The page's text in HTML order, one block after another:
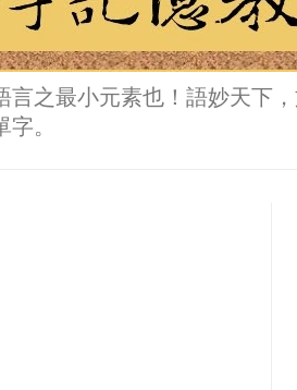
之最小元素也！語妙天下
。